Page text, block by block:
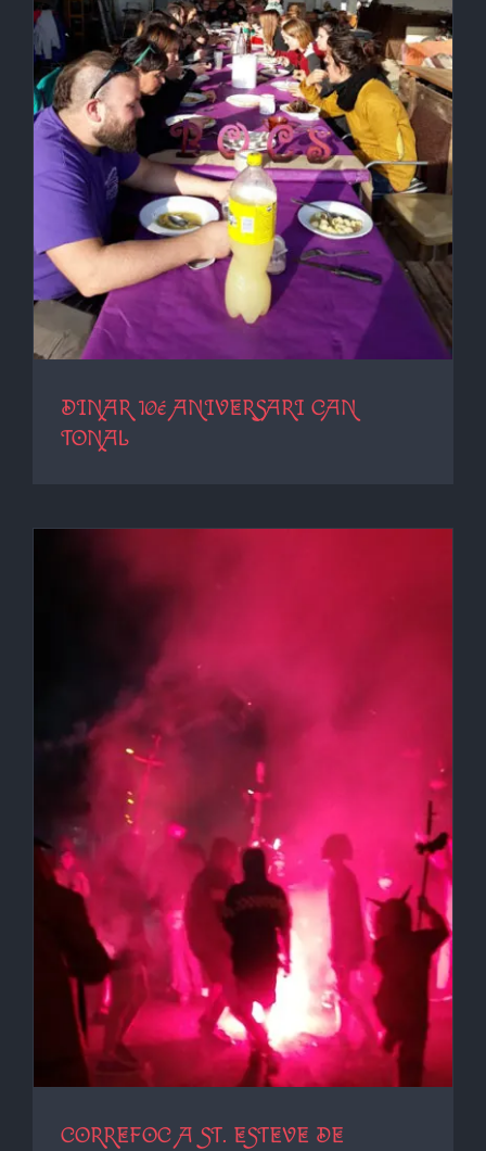
DINAR 10é ANIVERSARI CAN
TONAL
CORREFOC A ST. ESTEVE DE